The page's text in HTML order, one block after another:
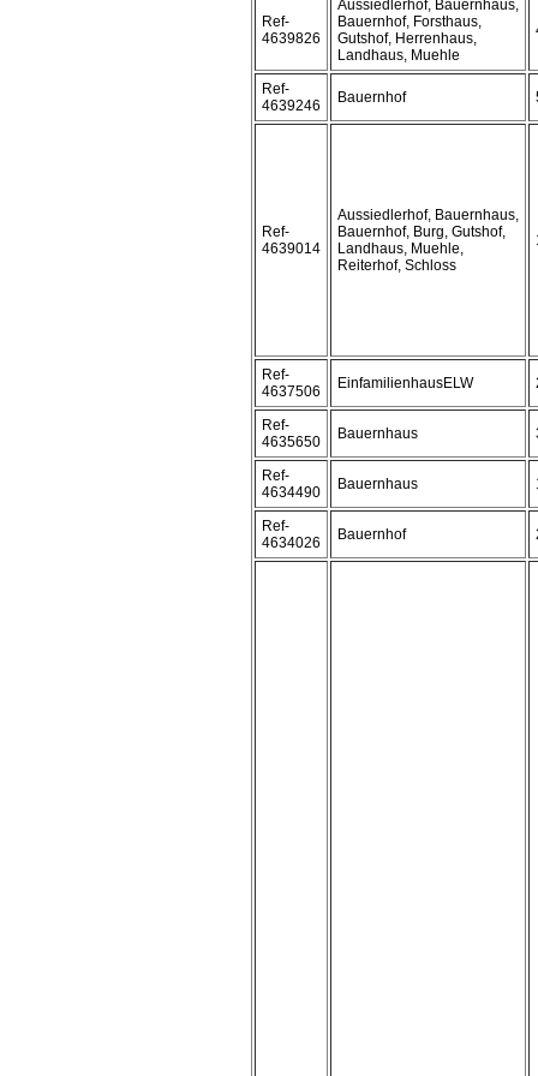
Ref-
4639826
Aussiedlerhof, Bauernhaus,
Bauernhof, Forsthaus,
Gutshof, Herrenhaus,
Landhaus, Muehle
Ref-
4639246
Bauernhof
Ref-
4639014
Aussiedlerhof, Bauernhaus,
Bauernhof, Burg, Gutshof,
Landhaus, Muehle,
Reiterhof, Schloss
Ref-
4637506
EinfamilienhausELW
Ref-
4635650
Bauernhaus
Ref-
4634490
Bauernhaus
Ref-
4634026
Bauernhof